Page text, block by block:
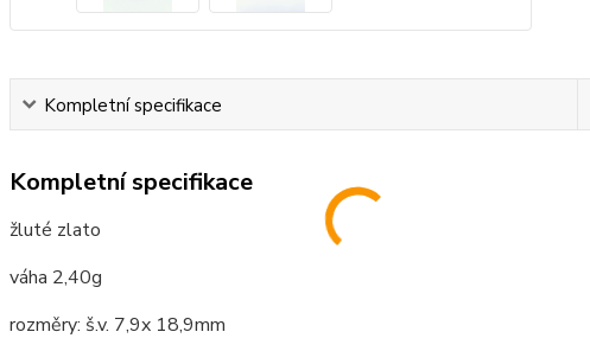
Kompletní specifikace
Kompletní specifikace
žluté zlato
váha 2,40g
rozměry: š.v. 7,9x 18,9mm